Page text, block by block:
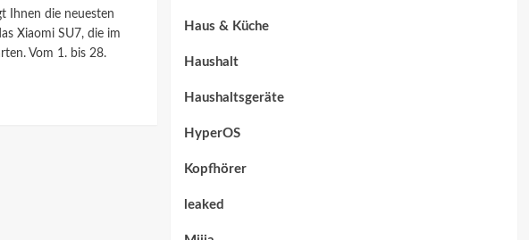
Ihnen die neuesten
Xiaomi SU7, die im
Vom 1. bis 28.
Haus & Küche
Haushalt
Haushaltsgeräte
HyperOS
Kopfhörer
leaked